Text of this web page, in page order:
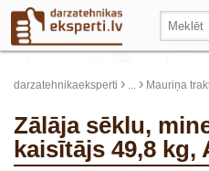
darzatehnikaeksperti › ... › Mauriņa
Zālāja sēklu, minerālmēslu
kaisītājs 49,8 kg,